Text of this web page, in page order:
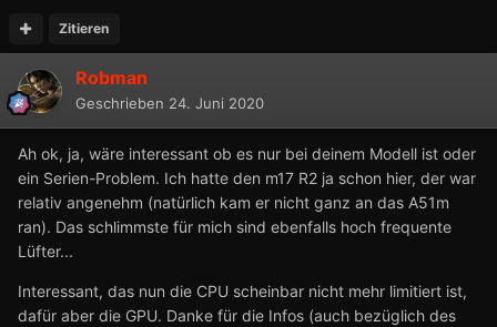
Zitieren
Robman
Geschrieben 24. Juni 2020
Ah ok, ja, wäre interessant ob es nur bei deinem Modell ist oder
ein Serien-Problem. Ich hatte den m17 R2 ja schon hier, der war
relativ angenehm (natürlich kam er nicht ganz an das A51m
ran). Das schlimmste für mich sind ebenfalls hoch frequente
Lüfter...
Interessant, das nun die CPU scheinbar nicht mehr limitiert ist,
dafür aber die GPU. Danke für die Infos (auch bezüglich des